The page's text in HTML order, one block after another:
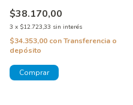
$38.170,00
3 x $12.723,33 sin interés
$34.353,00 conTransferencia o
depósito